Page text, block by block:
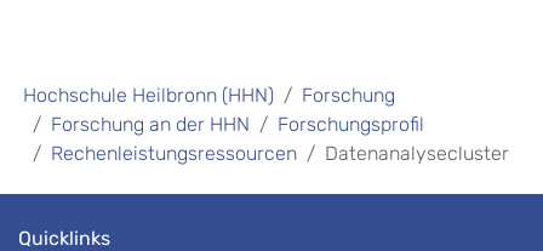
Hochschule Heilbronn (HHN)
Forschung
Forschung an der HHN
Forschungsprofil
Rechenleistungsressourcen
Datenanalysecluster
Quicklinks